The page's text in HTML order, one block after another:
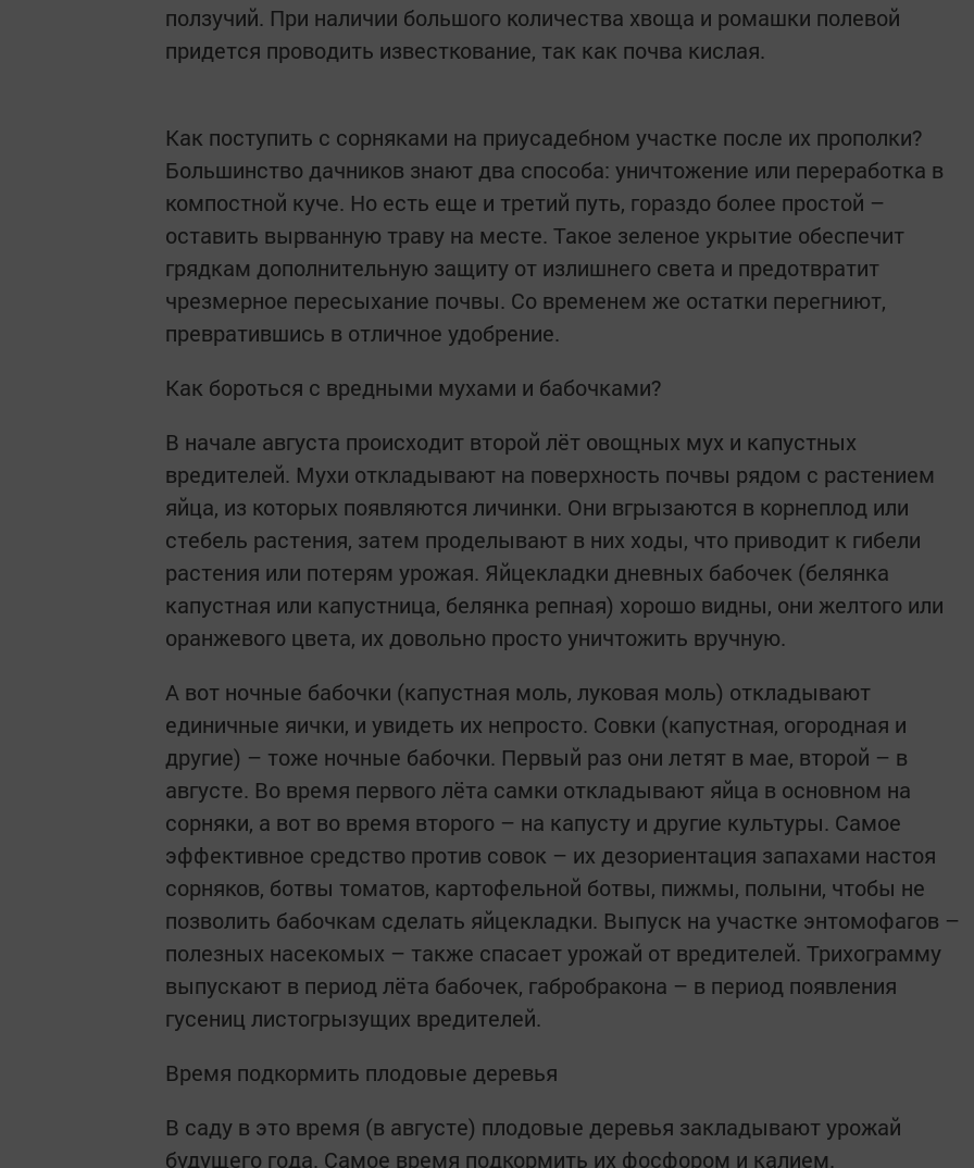
ползучий. При наличии большого количества хвоща и ромашки полевой
придется проводить известкование, так как почва кислая.
Как поступить с сорняками на приусадебном участке после их прополки?
Большинство дачников знают два способа: уничтожение или переработка в
компостной куче. Но есть еще и третий путь, гораздо более простой –
оставить вырванную траву на месте. Такое зеленое укрытие обеспечит
грядкам дополнительную защиту от излишнего света и предотвратит
чрезмерное пересыхание почвы. Со временем же остатки перегниют,
превратившись в отличное удобрение.
Как бороться с вредными мухами и бабочками?
В начале августа происходит второй лёт овощных мух и капустных
вредителей. Мухи откладывают на поверхность почвы рядом с растением
яйца, из которых появляются личинки. Они вгрызаются в корнеплод или
стебель растения, затем проделывают в них ходы, что приводит к гибели
растения или потерям урожая. Яйцекладки дневных бабочек (белянка
капустная или капустница, белянка репная) хорошо видны, они желтого или
оранжевого цвета, их довольно просто уничтожить вручную.
А вот ночные бабочки (капустная моль, луковая моль) откладывают
единичные яички, и увидеть их непросто. Совки (капустная, огородная и
другие) – тоже ночные бабочки. Первый раз они летят в мае, второй – в
августе. Во время первого лёта самки откладывают яйца в основном на
сорняки, а вот во время второго – на капусту и другие культуры. Самое
эффективное средство против совок – их дезориентация запахами настоя
сорняков, ботвы томатов, картофельной ботвы, пижмы, полыни, чтобы не
позволить бабочкам сделать яйцекладки. Выпуск на участке энтомофагов –
полезных насекомых – также спасает урожай от вредителей. Трихограмму
выпускают в период лёта бабочек, габробракона – в период появления
гусениц листогрызущих вредителей.
Время подкормить плодовые деревья
В саду в это время (в августе) плодовые деревья закладывают урожай
будущего года. Самое время подкормить их фосфором и калием.